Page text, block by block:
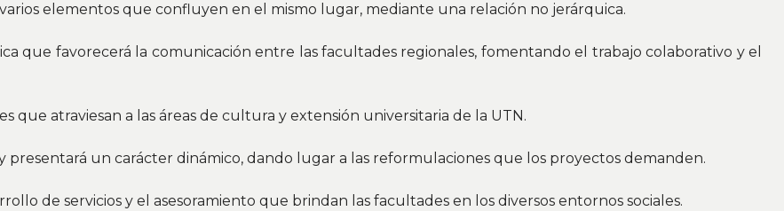
elementos que confluyen en el mismo lugar, mediante una relación no jerárquica.
que favorecerá la comunicación entre las facultades regionales, fomentando el trabajo colaborativo y el
que atraviesan a las áreas de cultura y extensión universitaria de la UTN.
un carácter dinámico, dando lugar a las reformulaciones que los proyectos demanden.
de servicios y el asesoramiento que brindan las facultades en los diversos entornos sociales.